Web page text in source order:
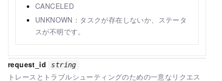
CANCELED
UNKNOWN：タスクが存在しないか、ステータ
スが不明です。
request_id string
トレースとトラブルシューティングのための一意なリクエス